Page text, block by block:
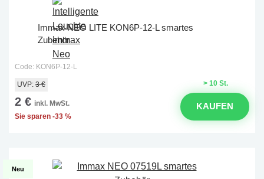
Immax NEO LITE KON6P-12-L smartes
Zubehör
Code: KON6P-12-L
> 10 St.
UVP: 3 €
2 € inkl. MwSt.
Sie sparen -33 %
KAUFEN
Neu